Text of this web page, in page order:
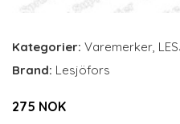
Kategorier: Varemerker
Brand: Lesjöfors
275 NOK